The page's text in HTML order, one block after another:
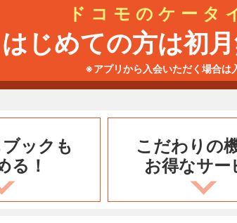
ドコモのケータ
はじめての方は初
※アプリから入会いただく場合は
ックも
る！
こだわりの
お得なサー